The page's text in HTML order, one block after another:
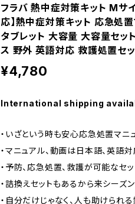
フラバ 熱中症対策キット Mサ
応】熱中症対策キット 応急処
タブレット 大容量 大容量セッ
ス 野外 英語対応 救護処置セ
¥4,780
International shipping
・いざという時も安心応急処置マニ
・マニュアル、動画は日本語、英語
・予防、応急処置、救護が可能なセッ
・詰換えセットもあるから来シーズ
・自分だけじゃなく、人も助けられ